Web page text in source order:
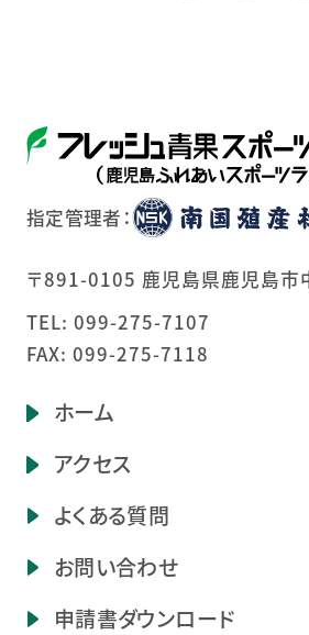
指定管理者：
〒891-0105 鹿児島県鹿児島市
TEL: 099-275-7107
FAX: 099-275-7118
ホーム
アクセス
よくある質問
お問い合わせ
申請書ダウンロード